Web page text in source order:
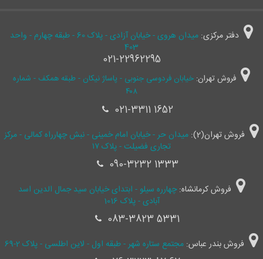
دفتر مرکزی:
میدان هروی - خیابان آزادی - پلاک 60 - طبقه چهارم - واحد
403
021-22962295
فروش تهران: خیابان فردوسی جنوبی - پاساژ نیکان - طبقه همکف - شماره
۴۰۸
021-3311 1652
فروش تهران(2):
میدان حر - خیابان امام خمینی - نبش چهارراه کمالی - مرکز
تجاری فضیلت - پلاک ۱۷
090-3232 1333
فروش کرمانشاه:چهارره سیلو - ابتدای خیابان سید جمال ‌الدین اسد
آبادی - پلاک 1016
083-3823 5331
فروش بندر عباس: مجتمع ستاره شهر - طبقه اول - لاین اطلسی - پلاک 2-69